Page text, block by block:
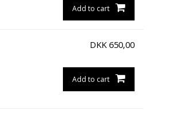
Add to cart
DKK 650,00
Add to cart